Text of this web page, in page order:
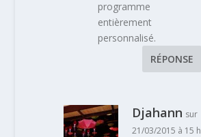
programme
entièrement
personnalisé.
RÉPONSE
Djahann sur
21/03/2015 à 15 h